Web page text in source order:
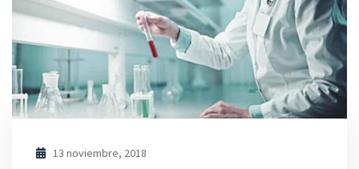
13 noviembre, 2018